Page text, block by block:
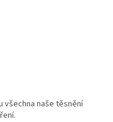
všechna naše těsnění